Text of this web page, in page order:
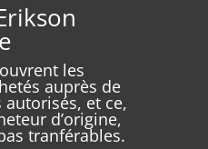
les
auprès de
et ce,
d’origine,
tranférables.